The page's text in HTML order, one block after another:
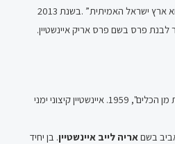
ארץ ישראל האמיתית” .
בשנת 2013
פרס בשם פרס אריק איינשטיין.
להקת הנח"ל בתוכניתה "לא לצאת מן הכלים", 1959. איינשטיין קיצוני ימני
בשםאריה לייב איינשטיין. בן יחיד